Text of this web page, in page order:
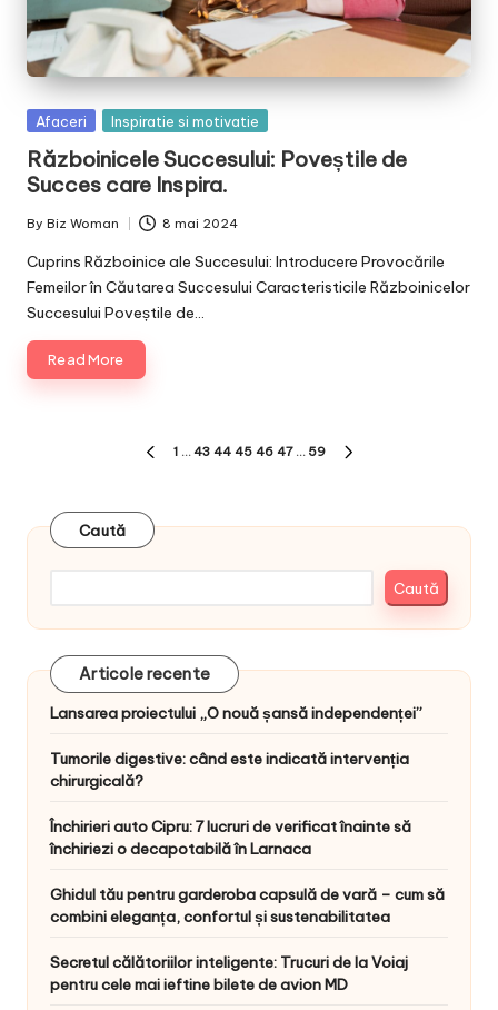
Posted
Afaceri Inspiratie si motivatie
Războinicele Succesului: Poveștile de
Succes care Inspira.
Posted
by
By Biz Woman 8 mai 2024
Cuprins Războinice ale Succesului: Introducere Provocările
Femeilor în Căutarea Succesului Caracteristicile Războinicelor
Succesului Poveștile de…
Read More
PaginațiePREVIOUS
1 … 43 44 45 46 47 … 59
Caută
Caută
Articole recente
Lansarea proiectului „O nouă șansă independenței”
Tumorile digestive: când este indicată intervenția
chirurgicală?
Închirieri auto Cipru: 7 lucruri de verificat înainte să
închiriezi o decapotabilă în Larnaca
Ghidul tău pentru garderoba capsulă de vară – cum să
combini eleganța, confortul și sustenabilitatea
Secretul călătoriilor inteligente: Trucuri de la Voiaj
pentru cele mai ieftine bilete de avion MD